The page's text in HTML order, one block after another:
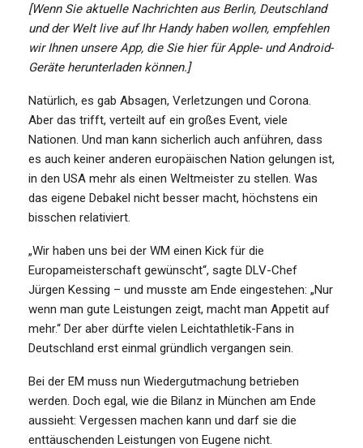
[Wenn Sie aktuelle Nachrichten aus Berlin, Deutschland
und der Welt live auf Ihr Handy haben wollen, empfehlen
wir Ihnen unsere App, die Sie hier für Apple- und Android-
Geräte herunterladen können.]
Natürlich, es gab Absagen, Verletzungen und Corona.
Aber das trifft, verteilt auf ein großes Event, viele
Nationen. Und man kann sicherlich auch anführen, dass
es auch keiner anderen europäischen Nation gelungen ist,
in den USA mehr als einen Weltmeister zu stellen. Was
das eigene Debakel nicht besser macht, höchstens ein
bisschen relativiert.
„Wir haben uns bei der WM einen Kick für die
Europameisterschaft gewünscht“, sagte DLV-Chef
Jürgen Kessing – und musste am Ende eingestehen: „Nur
wenn man gute Leistungen zeigt, macht man Appetit auf
mehr.“ Der aber dürfte vielen Leichtathletik-Fans in
Deutschland erst einmal gründlich vergangen sein.
Bei der EM muss nun Wiedergutmachung betrieben
werden. Doch egal, wie die Bilanz in München am Ende
aussieht: Vergessen machen kann und darf sie die
enttäuschenden Leistungen von Eugene nicht.